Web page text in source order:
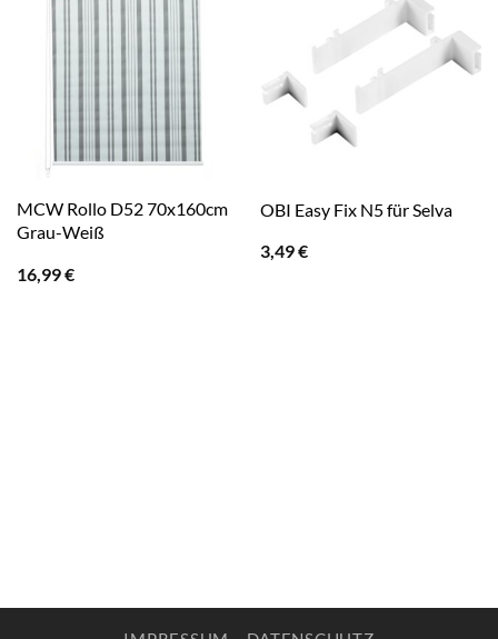
MCW Rollo D52 70x160cm
Grau-Weiß
16,99€
OBI Easy Fix N5 für Selva
3,49€